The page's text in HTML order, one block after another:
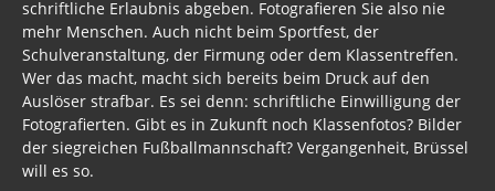
schriftliche Erlaubnis abgeben. Fotografieren Sie also nie
mehr Menschen. Auch nicht beim Sportfest, der
Schulveranstaltung, der Firmung oder dem Klassentreffen.
Wer das macht, macht sich bereits beim Druck auf den
Auslöser strafbar. Es sei denn: schriftliche Einwilligung der
Fotografierten. Gibt es in Zukunft noch Klassenfotos? Bilder
der siegreichen Fußballmannschaft? Vergangenheit, Brüssel
will es so.